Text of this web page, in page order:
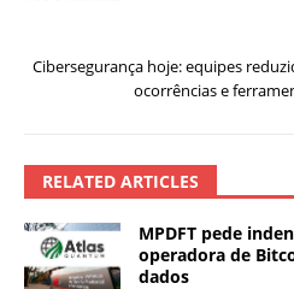
Cibersegurança hoje: equipes
ocorrências e
RELATED ARTICLES
MPDFT pede
operadora de
dados